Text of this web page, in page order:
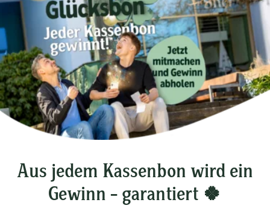
Aus jedem Kassenbon wird ein
Gewinn – garantiert 🍀